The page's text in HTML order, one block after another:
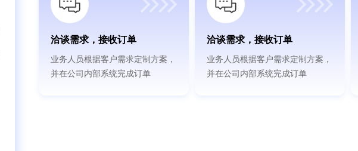
洽谈需求，接收订单
业务人员根据客户需求定制方案，
并在公司内部系统完成订单
洽谈需求，接收订单
业务人员根据客户需求定制方案，
并在公司内部系统完成订单